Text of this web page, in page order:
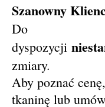
Szanowny
Do
dyspozycji
zmiary.
Aby poznać
tkaninę lub